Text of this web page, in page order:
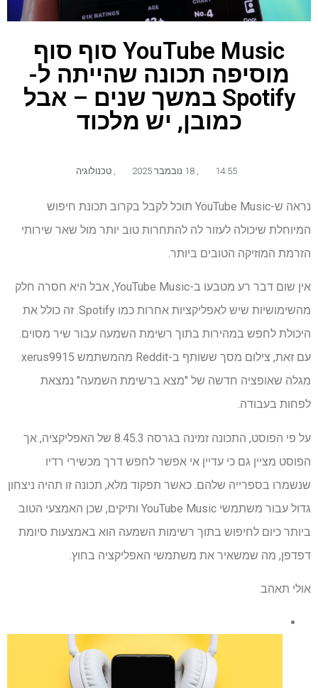
YouTube Music סוף סוף
מוסיפה תכונה שהייתה ל-
Spotify במשך שנים – אבל
כמובן, יש מלכוד
14:55 18 נובמבר 2025 טכנולוגיה
נראה ש-YouTube Music תוכל לקבל בקרוב תכונת חיפוש
המיוחלת שיכולה לעזור לה להתחרות טוב יותר מול שאר שירותי
הזרמת המוזיקה הטובים ביותר.
אין שום דבר רע מטבעו ב-YouTube Music, אבל היא חסרה חלק
מהשימושיות שיש לאפליקציות אחרות כמו Spotify. זה כולל את
היכולת לחפש במהירות בתוך רשימת השמעה עבור שיר מסוים.
עם זאת, צילום מסך ששותף ב-Reddit מהמשתמש xerus9915
מגלה שאופציה חדשה של "מצא ברשימת השמעה" נמצאת
לפחות בעבודה.
על פי הפוסט, התכונה זמינה בגרסה 8.45.3 של האפליקציה, אך
הפוסט מציין גם כי עדיין אי אפשר לחפש דרך מכשירי רדיו
שנשמרו בספרייה שלהם. כאשר תפקוד מלא, תכונה זו תהיה ניצחון
גדול עבור משתמשי YouTube Music ותיקים, שכן האמצעי הטוב
ביותר כיום לחיפוש בתוך רשימות השמעה הוא באמצעות סיומת
דפדפן, מה שמשאיר את משתמשי האפליקציה בחוץ.
אולי תאהב